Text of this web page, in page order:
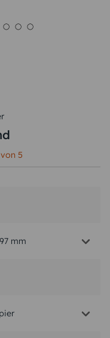
von5
mm